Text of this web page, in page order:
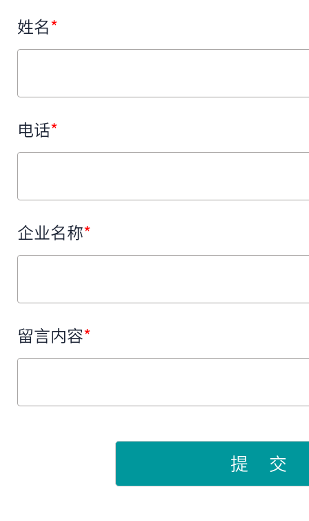
姓名*
电话*
企业名称*
留言内容*
提 交